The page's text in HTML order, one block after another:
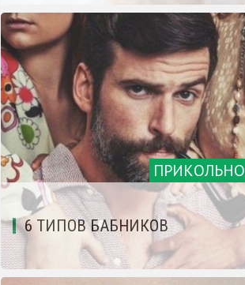
ПРИКОЛЬНО
6 ТИПОВ БАБНИКОВ